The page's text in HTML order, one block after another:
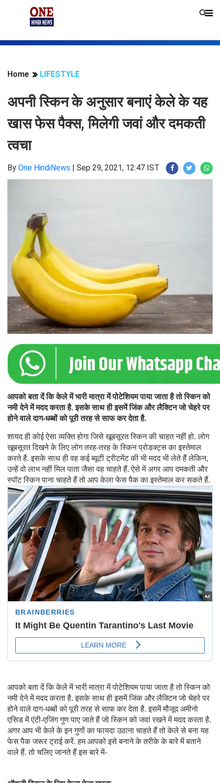
Home LIFESTYLE
अपनी स्किन के अनुसार बनाएं केले के यह
खास फेस पैक्स, मिलेगी जवां और दमकती
त्वचा
By One HindiNews | Sep 29, 2021, 12:47 IST
आपको बता दें कि केले में भारी मात्रा में पोटेशियम पाया जाता है तो स्किन को
नमी देने में मदद करता है. इसके साथ ही इसमें जिंक और लैक्टिन जो चेहरे पर
होने वाले दाग-धब्बों को पूरी तरह से साफ कर देता है.
शायद ही कोई ऐसा व्यक्ति होगा जिसे खूबसूरत स्किन की चाहत नहीं हो. लोग
खूबसूरत दिखने के लिए लोग तरह-तरह के स्किन प्रोडक्ट्स का इस्तेमाल
करते है. इसके साथ ही वह कई ब्यूटी ट्रीटमेंट की भी मदद भी लेते हैं लेकिन,
उन्हें वो लाभ नहीं मिल पाता जैसा वह चाहते हैं. ऐसे में अगर आप दमकती और
स्पॉट स्किन पाना चाहते हैं तो आप केला फेस पैक का इस्तेमाल कर सकते हैं.
आपको बता दें कि केले में भारी मात्रा में पोटेशियम पाया जाता है तो स्किन को
नमी देने में मदद करता है. इसके साथ ही इसमें जिंक और लैक्टिन जो चेहरे पर
होने वाले दाग-धब्बों को पूरी तरह से साफ कर देता है. इसमें मौजूद अमीनो
एसिड में एंटी-एजिंग गुण पाए जाते हैं जो स्किन को जवां रखने में मदद करता है.
अगर आप भी केले के इन गुणों का फायदा उठाना चाहते हैं तो केले से बना यह
फेस पैक जरूर ट्राई करें. हम आपको इसे बनाने के तरीके के बारे में बताने
वाले हैं. तो चलिए जानते हैं इस बारे में-